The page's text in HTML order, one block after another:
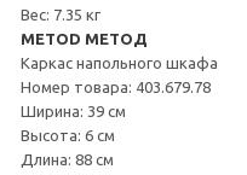
Вес: 7.35 кг
METOD МЕТОД
Каркас напольного шкафа
Номер товара: 403.679.78
Ширина: 39 см
Высота: 6 см
Длина: 88 см